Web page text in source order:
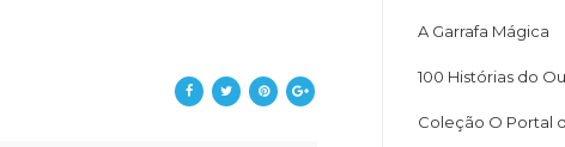
A Garrafa Mágica
100 Histórias do
Coleção O Portal